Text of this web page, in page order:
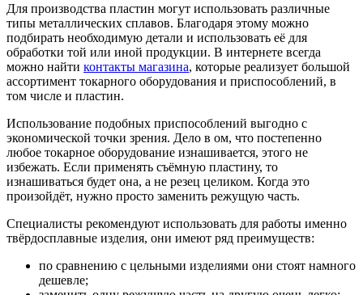
Для производства пластин могут использовать различные
типы металлических сплавов. Благодаря этому можно
подбирать необходимую детали и использовать её для
обработки той или иной продукции. В интернете всегда
можно найти контакты магазина, которые реализует большой
ассортимент токарного оборудования и приспособлений, в
том числе и пластин.
Использование подобных приспособлений выгодно с
экономической точки зрения. Дело в ом, что постепенно
любое токарное оборудование изнашивается, этого не
избежать. Если применять съёмную пластину, то
изнашиваться будет она, а не резец целиком. Когда это
произойдёт, нужно просто заменить режущую часть.
Специалисты рекомендуют использовать для работы именно
твёрдосплавные изделия, они имеют ряд преимуществ:
по сравнению с цельными изделиями они стоят намного
дешевле;